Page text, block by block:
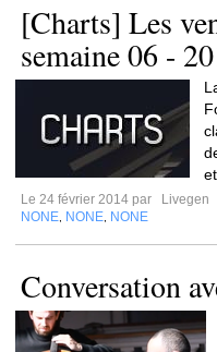
[Charts] Les
semaine 06 -
Le 24 février 2014 par
Livegen
NONE NONE NONE
Conversation